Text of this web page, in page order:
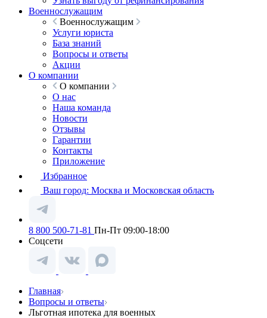
Военнослужащим
Военнослужащим
Услуги юриста
База знаний
Вопросы и ответы
Акции
О компании
О компании
О нас
Наша команда
Новости
Отзывы
Гарантии
Контакты
Приложение
Избранное
Ваш город: Москва и Московская область
8 800 500-71-81 Пн-Пт 09:00-18:00
Соцсети
Главная
Вопросы и ответы
Льготная ипотека для военных